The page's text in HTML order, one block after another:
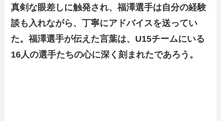
真剣な眼差しに触発され、福澤選手は自分の経験
談も入れながら、丁寧にアドバイスを送ってい
た。福澤選手が伝えた言葉は、U15チームにいる
16人の選手たちの心に深く刻まれたであろう。